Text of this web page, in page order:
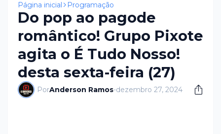
Página inicial Programação
Do pop ao pagode
romântico! Grupo Pixote
agita o É Tudo Nosso!
desta sexta-feira (27)
PorAnderson Ramos-dezembro 27, 2024